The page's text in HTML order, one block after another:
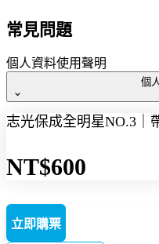
常見問題
個人資料使用聲明
個
感謝您填寫本次直播活動
1.個人資料蒐集目的與使用
您所提供之個人資料，將
志光保成全明星NO.3｜
NT$600
立即購票